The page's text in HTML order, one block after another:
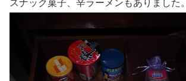
スナック菓子、辛ラーメンもありました。